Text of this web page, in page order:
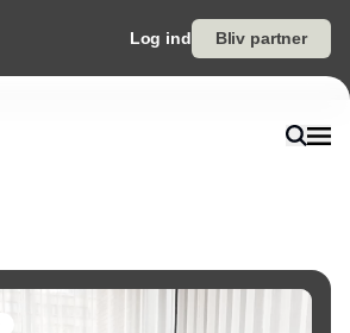
Log ind Bliv partner